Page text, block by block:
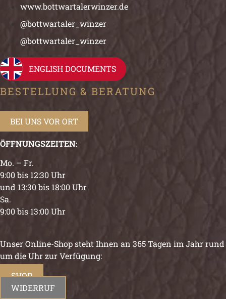
www.bottwartalerwinzer.de
@bottwartaler_winzer
@bottwartaler_winzer
ENGLISH DOCUMENTS
BESTELLUNG & BERATUNG
BEI UNS VOR ORT
ÖFFNUNGSZEITEN:
Mo. – Fr.
9:00 bis 12:30 Uhr
und 13:30 bis 18:00 Uhr
Sa.
9:00 bis 13:00 Uhr
Unser Online-Shop steht Ihnen an 365 Tagen im Jahr rund
um die Uhr zur Verfügung:
SHOP
WIDERRUF